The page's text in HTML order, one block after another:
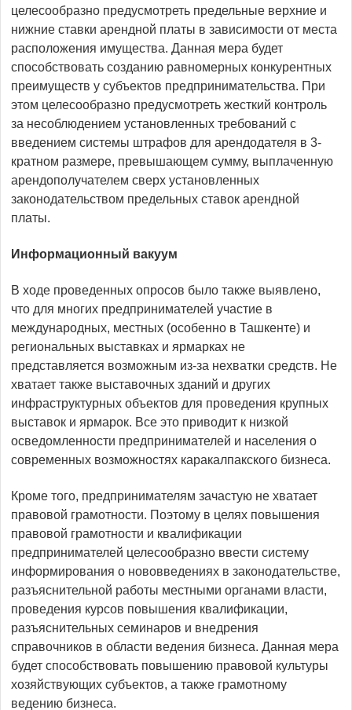
целесообразно предусмотреть предельные верхние и
нижние ставки арендной платы в зависимости от места
расположения имущества. Данная мера будет
способствовать созданию равномерных конкурентных
преимуществ у субъектов предпринимательства. При
этом целесообразно предусмотреть жесткий контроль
за несоблюдением установленных требований с
введением системы штрафов для арендодателя в 3-
кратном размере, превышающем сумму, выплаченную
арендополучателем сверх установленных
законодательством предельных ставок арендной
платы.
Информационный вакуум
В ходе проведенных опросов было также выявлено,
что для многих предпринимателей участие в
международных, местных (особенно в Ташкенте) и
региональных выставках и ярмарках не
представляется возможным из-за нехватки средств. Не
хватает также выставочных зданий и других
инфраструктурных объектов для проведения крупных
выставок и ярмарок. Все это приводит к низкой
осведомленности предпринимателей и населения о
современных возможностях каракалпакского бизнеса.
Кроме того, предпринимателям зачастую не хватает
правовой грамотности. Поэтому в целях повышения
правовой грамотности и квалификации
предпринимателей целесообразно ввести систему
информирования о нововведениях в законодательстве,
разъяснительной работы местными органами власти,
проведения курсов повышения квалификации,
разъяснительных семинаров и внедрения
справочников в области ведения бизнеса. Данная мера
будет способствовать повышению правовой культуры
хозяйствующих субъектов, а также грамотному
ведению бизнеса.